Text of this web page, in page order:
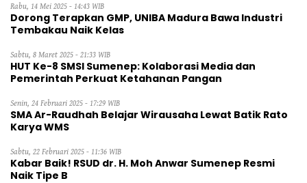
Rabu, 14 Mei 2025 - 14:43 WIB
Dorong Terapkan GMP, UNIBA Madura Bawa Industri
Tembakau Naik Kelas
Sabtu, 8 Maret 2025 - 21:33 WIB
HUT Ke-8 SMSI Sumenep: Kolaborasi Media dan
Pemerintah Perkuat Ketahanan Pangan
Senin, 24 Februari 2025 - 17:29 WIB
SMA Ar-Raudhah Belajar Wirausaha Lewat Batik Rato
Karya WMS
Sabtu, 22 Februari 2025 - 11:36 WIB
Kabar Baik! RSUD dr. H. Moh Anwar Sumenep Resmi
Naik Tipe B